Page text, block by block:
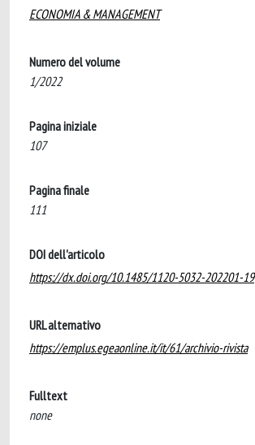
ECONOMIA & MANAGEMENT
Numero del volume
1/2022
Pagina iniziale
107
Pagina finale
111
DOI dell'articolo
https://dx.doi.org/10.1485/1120-5032-202201-19
URL alternativo
https://emplus.egeaonline.it/it/61/archivio-rivista
Fulltext
none